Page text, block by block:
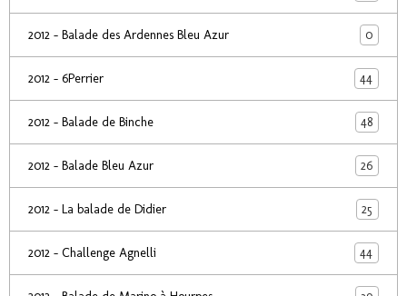
2012 - Balade des Ardennes Bleu Azur 0
2012 - 6Perrier 44
2012 - Balade de Binche 48
2012 - Balade Bleu Azur 26
2012 - La balade de Didier 25
2012 - Challenge Agnelli 44